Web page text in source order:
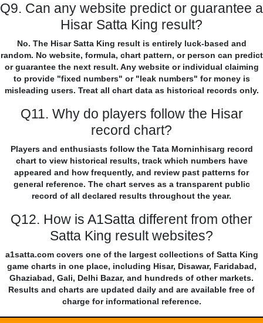
Q9. Can any website predict or guarantee a
Hisar Satta King result?
No. The Hisar Satta King result is entirely luck-based and
random. No website, formula, chart pattern, or person can predict
or guarantee the next result. Any website or individual claiming
to provide "fixed numbers" or "leak numbers" for money is
misleading users. Treat all chart data as historical records only.
Q11. Why do players follow the Hisar
record chart?
Players and enthusiasts follow the Tata Morninhisarg record
chart to view historical results, track which numbers have
appeared and how frequently, and review past patterns for
general reference. The chart serves as a transparent public
record of all declared results throughout the year.
Q12. How is A1Satta different from other
Satta King result websites?
a1satta.com covers one of the largest collections of Satta King
game charts in one place, including Hisar, Disawar, Faridabad,
Ghaziabad, Gali, Delhi Bazar, and hundreds of other markets.
Results and charts are updated daily and are available free of
charge for informational reference.